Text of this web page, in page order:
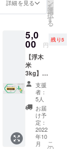
3月31日
リター
ンに酒
まれる
ため、
20歳未
満の方
はこの
リター
ンを選
択でき
ませ
ん。
あるド
ミト
屋の一
つの
ベッド
の1泊チ
ケット
を提供
させて
頂きま
す。。
（今現
在は混
合ドミ
トリー
ではな
く、男
詳細を見る ン
を
選
択
す
る
5,0
00 円
残り5
【浮木
米
3kg】
浮木で
も使っ
ている
お米。
3kgを送
らせて
頂きま
す。 自
然に恵
支援
者：
5人
お届
け予
定：
2022
年10
月
こ